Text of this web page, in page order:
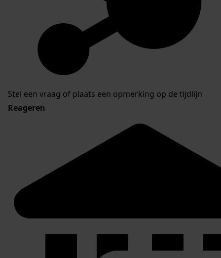
Stel een vraag of plaats een opmerking op de tijdlijn
Reageren